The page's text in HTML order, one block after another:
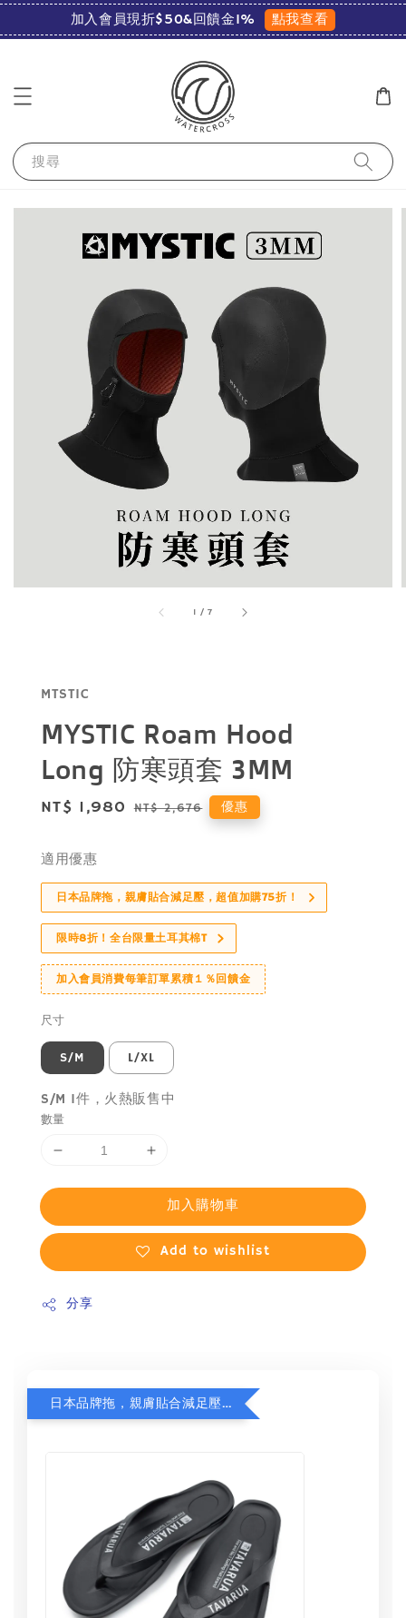
加入會員現折$50&回饋金1% 點我查看
搜尋
1 /7
MTSTIC
MYSTIC Roam Hood
Long 防寒頭套 3MM
Sale
NT$ 1,980 Regular
NT$ 2,676 優惠
適用優惠
日本品牌拖，親膚貼合減足壓，超值加購75折！
限時8折！全台限量土耳其棉T
加入會員消費每筆訂單累積１％回饋金
尺寸
S/M L/XL
S/M 1件，火熱販售中
數量
加入購物車
Add to wishlist
分享
日本品牌拖，親膚貼合減足壓，超值加購75折！